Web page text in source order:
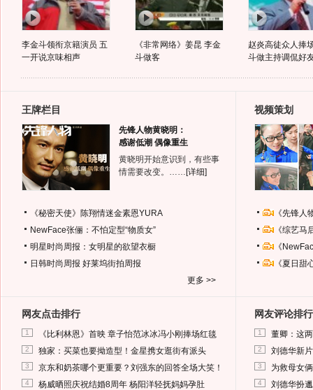
李金斗领衔京籍演员 五
一开说京味相声
《非常网络》姜昆 李金
斗做客
赵炎高徒众人捧
斗做主持调侃好
王牌栏目
先锋人物黄晓明：
感谢低潮 偶像重生
黄晓明开始意识到，有些事
情需要改变。…… [详细]
《秘密天使》陈翔情迷金素恩YURA
NewFace张俪：不怕定型“物质女”
明星时尚周报：女明星的欲望衣橱
日韩时尚周报 好莱坞街拍周报
更多 >>
视频策划
《先锋
《综艺
《
《夏日
网友点击排行
1 《比利林恩》首映 章子怡范冰冰冯小刚捧场红毯
2 独家：买菜也要拗造型！金星携女逛街有派头
3 京东和奶茶哪个更重要？刘强东的回答全场大笑！
4 杨威晒照庆祝结婚8周年 杨阳洋轻抚妈妈孕肚
网友评论排行
1 董卿：这
2 刘德华新
3 为救母女
4 刘德华扮